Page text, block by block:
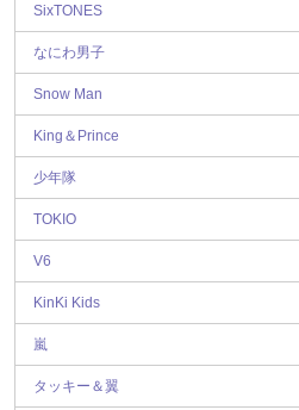
SixTONES
なにわ男子
Snow Man
King＆Prince
少年隊
TOKIO
V6
KinKi Kids
嵐
タッキー＆翼